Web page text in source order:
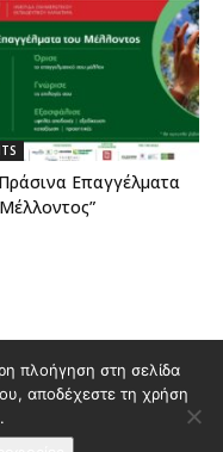
Επαγγέλματα
Δεδομένων
πλοήγηση στη σελίδα
αποδέχεστε τη χρήση